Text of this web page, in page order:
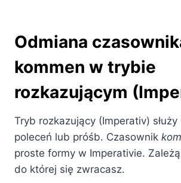
Odmiana
kommen w trybie
rozkazującym
Tryb rozkazujący (Imperativ)
poleceń lub próśb. Czasownik
proste formy w Imperativie.
do której się zwracasz.